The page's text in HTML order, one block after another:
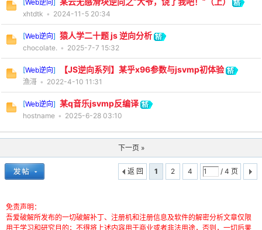
[Web逆向]
xhtdtk • 2024-11-5 20:34
[Web逆向] 猿人学二十题 js 逆向分析
chocolate. • 2025-7-7 15:32
[Web逆向] 【JS逆向系列】某乎x96参数与jsvmp初体验
漁滒 • 2022-4-10 11:31
[Web逆向] 某q音乐jsvmp反编译
hostname • 2025-6-28 03:10
下一页 »
1 2 4 / 4 页
返 回
免责声明：
吾爱破解所发布的一切破解补丁、注册机和注册信息及软件的解密分析文章仅限
用于学习和研究目的；不得将上述内容用于商业或者非法用途，否则，一切后果